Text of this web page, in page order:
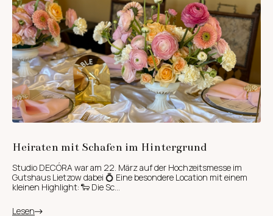
Heiraten mit Schafen im Hintergrund
Studio DECÓRA war am 22. März auf der Hochzeitsmesse im
Gutshaus Lietzow dabei 💍 Eine besondere Location mit einem
kleinen Highlight: 🐑 Die Sc...
Lesen